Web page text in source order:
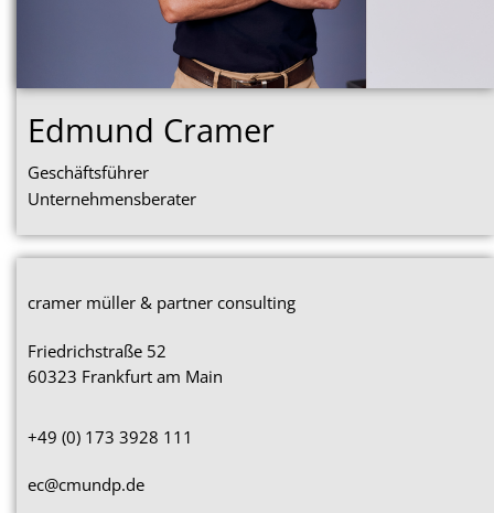
Edmund Cramer
Geschäftsführer
Unternehmensberater
cramer müller & partner consulting
Friedrichstraße 52
60323 Frankfurt am Main
+49 (0) 173 3928 111
ec@cmundp.de